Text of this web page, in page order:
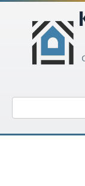
Перейти
контенту
Поиск: